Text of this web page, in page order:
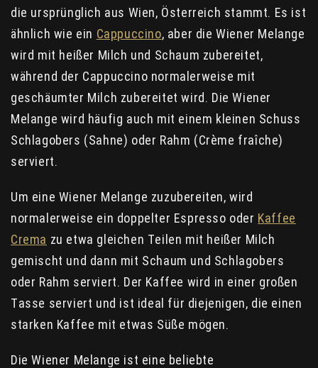
die ursprünglich aus Wien, Österreich stammt. Es ist
ähnlich wie ein Cappuccino, aber die Wiener Melange
wird mit heißer Milch und Schaum zubereitet,
während der Cappuccino normalerweise mit
geschäumter Milch zubereitet wird. Die Wiener
Melange wird häufig auch mit einem kleinen Schuss
Schlagobers (Sahne) oder Rahm (Crème fraîche)
serviert.
Um eine Wiener Melange zuzubereiten, wird
normalerweise ein doppelter Espresso oder Kaffee
Crema zu etwa gleichen Teilen mit heißer Milch
gemischt und dann mit Schaum und Schlagobers
oder Rahm serviert. Der Kaffee wird in einer großen
Tasse serviert und ist ideal für diejenigen, die einen
starken Kaffee mit etwas Süße mögen.
Die Wiener Melange ist eine beliebte